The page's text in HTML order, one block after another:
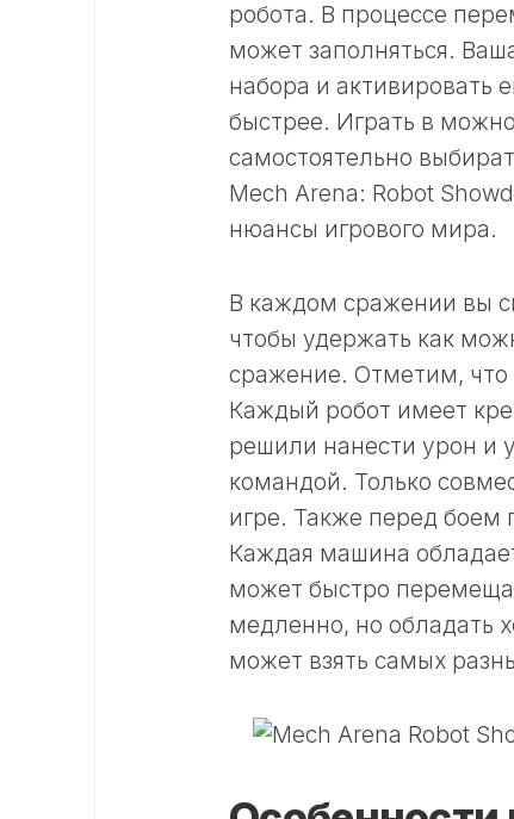
робота. В процессе
может заполняться.
набора и активировать
быстрее. Играть в
самостоятельно
Mech Arena: Robot
нюансы игрового мира.
В каждом сражении вы
чтобы удержать как
сражение. Отметим, что
Каждый робот имеет
решили нанести урон и
командой. Только
игре. Также перед боем
Каждая машина
может быстро
медленно, но обладать
может взять самых